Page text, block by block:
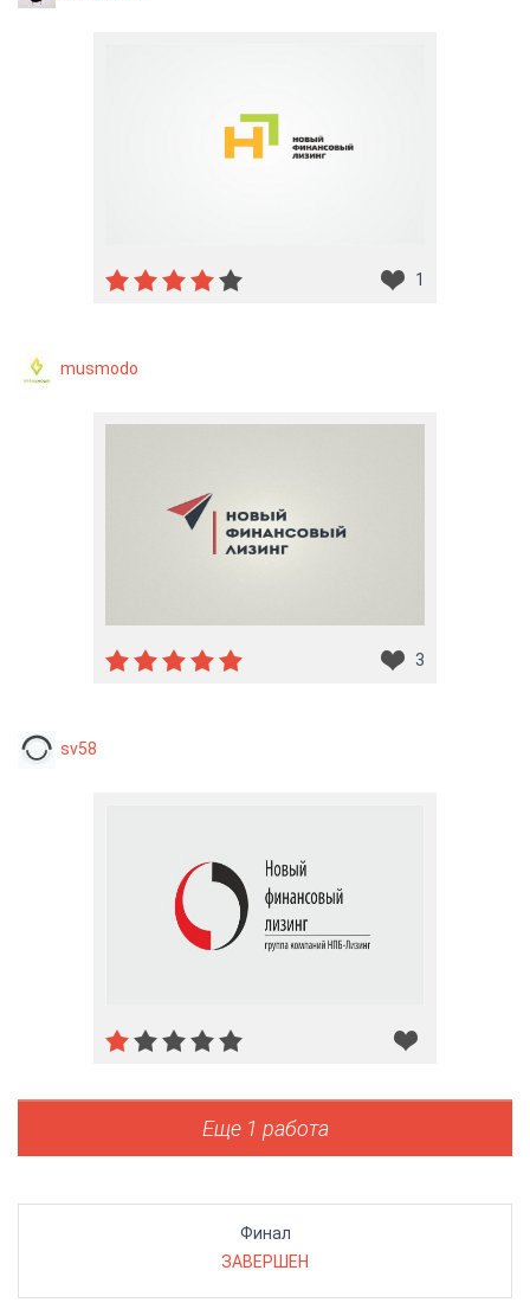
1
musmodo
3
sv58
Еще 1 работа
Финал
ЗАВЕРШЕН